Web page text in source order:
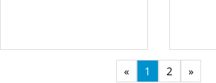
« 1 2 »